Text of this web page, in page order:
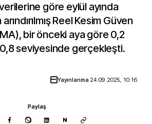
göre eylül ayında
Reel Kesim Güven
bir önceki aya göre 0,2
seviyesinde gerçekleşti.
Yayınlanma 24.09.2025, 10:16
Paylaş
N